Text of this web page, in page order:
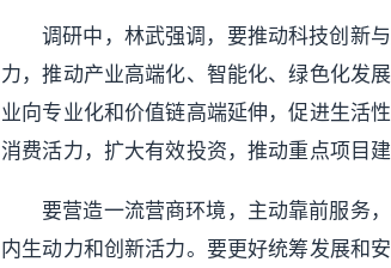
调研中，林武强调，要推动科技创新
力，推动产业高端化、智能化、绿色化发
业向专业化和价值链高端延伸，促进生活
消费活力，扩大有效投资，推动重点项目
要营造一流营商环境，主动靠前服务
内生动力和创新活力。要更好统筹发展和